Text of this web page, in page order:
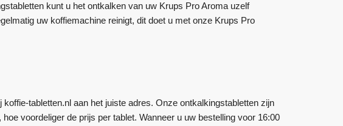
kunt u het ontkalken van uw Krups Pro Aroma uzelf
uw koffiemachine reinigt, dit doet u met onze Krups Pro
tabletten.nl aan het juiste adres. Onze ontkalkingstabletten zijn
voordeliger de prijs per tablet. Wanneer u uw bestelling voor 16:00